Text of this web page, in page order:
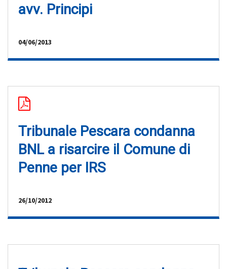
avv. Principi
04/06/2013
Tribunale Pescara condanna
BNL a risarcire il Comune di
Penne per IRS
26/10/2012